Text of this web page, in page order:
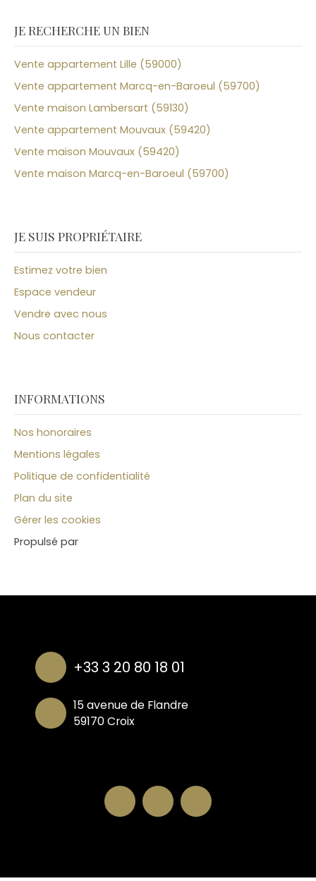
JE RECHERCHE UN BIEN
Vente appartement Lille (59000)
Vente appartement Marcq-en-Baroeul (59700)
Vente maison Lambersart (59130)
Vente appartement Mouvaux (59420)
Vente maison Mouvaux (59420)
Vente maison Marcq-en-Baroeul (59700)
JE SUIS PROPRIÉTAIRE
Estimez votre bien
Espace vendeur
Vendre avec nous
Nous contacter
INFORMATIONS
Nos honoraires
Mentions légales
Politique de confidentialité
Plan du site
Gérer les cookies
Propulsé par
+33 3 20 80 18 01
15 avenue de Flandre
59170 Croix